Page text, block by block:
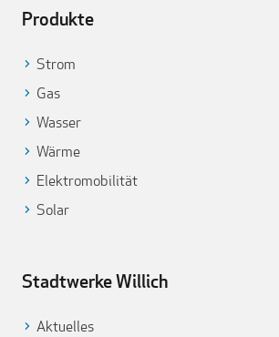
Produkte
Strom
Gas
Wasser
Wärme
Elektromobilität
Solar
Stadtwerke Willich
Aktuelles